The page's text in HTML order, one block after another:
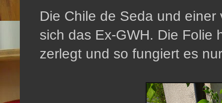
Die Chile de Seda und
sich das Ex-GWH. Die Folie
zerlegt und so fungiert es